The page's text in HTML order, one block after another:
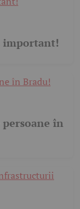
important!
în